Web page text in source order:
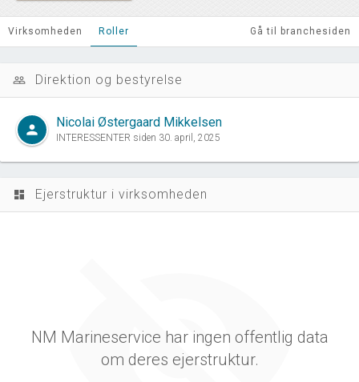
Virksomheden Roller Gå til branchesiden
people_outline Direktion og bestyrelse
person Nicolai Østergaard Mikkelsen
INTERESSENTER siden 30. april, 2025
dashboard Ejerstruktur i virksomheden
NM Marineservice har ingen offentlig data
om deres ejerstruktur.